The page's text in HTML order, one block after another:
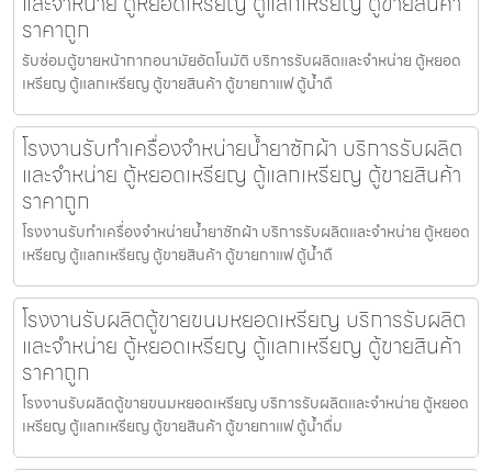
ราคาถูก
รับซ่อมตู้ขายหน้ากากอนามัย​อัตโนมัติ บริการรับผลิตและจำหน่าย ตู้หยอด
เหรียญ ตู้แลกเหรียญ ตู้ขายสินค้า ตู้ขายกาแฟ ตู้น้ำดื
โรงงานรับทำเครื่องจำหน่ายน้ำยาซักผ้า บริการรับผลิต
และจำหน่าย ตู้หยอดเหรียญ ตู้แลกเหรียญ ตู้ขายสินค้า
ราคาถูก
โรงงานรับทำเครื่องจำหน่ายน้ำยาซักผ้า บริการรับผลิตและจำหน่าย ตู้หยอด
เหรียญ ตู้แลกเหรียญ ตู้ขายสินค้า ตู้ขายกาแฟ ตู้น้ำดื
โรงงานรับผลิตตู้ขายขนมหยอดเหรียญ​ บริการรับผลิต
และจำหน่าย ตู้หยอดเหรียญ ตู้แลกเหรียญ ตู้ขายสินค้า
ราคาถูก
โรงงานรับผลิตตู้ขายขนมหยอดเหรียญ​ บริการรับผลิตและจำหน่าย ตู้หยอด
เหรียญ ตู้แลกเหรียญ ตู้ขายสินค้า ตู้ขายกาแฟ ตู้น้ำดื่ม